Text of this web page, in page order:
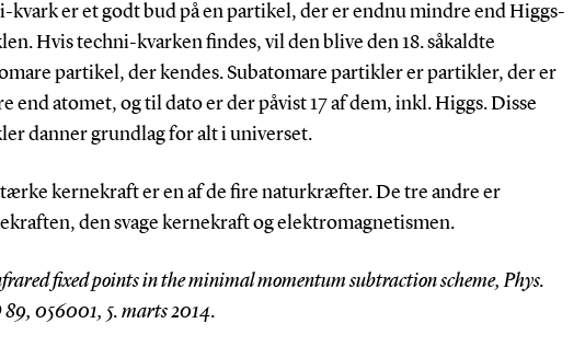
kvark er et godt bud på en partikel, der er endnu mindre end Higgs-
Hvis techni-kvarken findes, vil den blive den 18. såkaldte
partikel, der kendes. Subatomare partikler er partikler, der er
end atomet, og til dato er der påvist 17 af dem, inkl. Higgs. Disse
danner grundlag for alt i universet.
kernekraft er en af de fire naturkræfter. De tre andre er
den svage kernekraft og elektromagnetismen.
fixed points in the minimal momentum subtraction scheme, Phys.
89, 056001, 5. marts 2014.